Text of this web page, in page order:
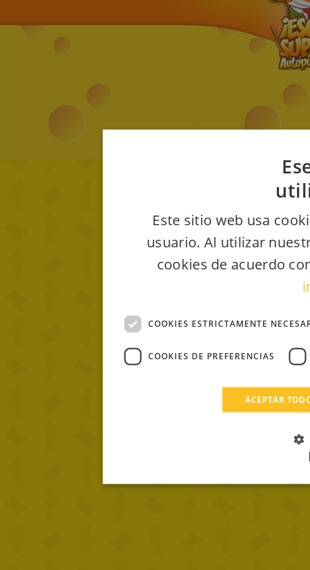
Este sitio web usa
usuario. Al utilizar
cookies de acuerdo
COOKIES ESTRICTAMENTE
COOKIES DE PREFERENCIAS
ACEPTAR